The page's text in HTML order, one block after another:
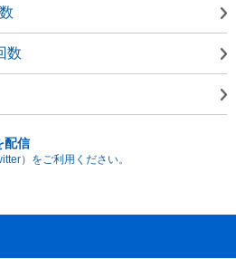
数
配信
）をご利用ください。